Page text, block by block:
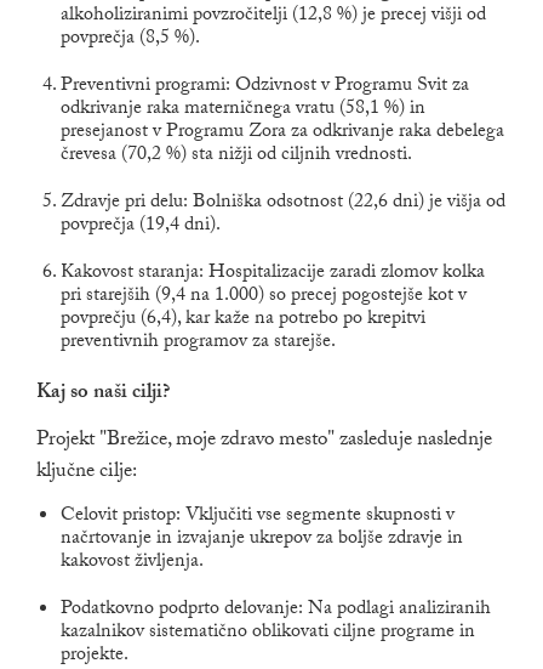
alkoholiziranimi povzročitelji (12,8 %) je precej višji od
povprečja (8,5 %).
Preventivni programi: Odzivnost v Programu Svit za
odkrivanje raka materničnega vratu (58,1 %) in
presejanost v Programu Zora za odkrivanje raka debelega
črevesa (70,2 %) sta nižji od ciljnih vrednosti.
Zdravje pri delu: Bolniška odsotnost (22,6 dni) je višja od
povprečja (19,4 dni).
Kakovost staranja: Hospitalizacije zaradi zlomov kolka
pri starejših (9,4 na 1.000) so precej pogostejše kot v
povprečju (6,4), kar kaže na potrebo po krepitvi
preventivnih programov za starejše.
Kaj so naši cilji?
Projekt "Brežice, moje zdravo mesto" zasleduje naslednje
ključne cilje:
Celovit pristop: Vključiti vse segmente skupnosti v
načrtovanje in izvajanje ukrepov za boljše zdravje in
kakovost življenja.
Podatkovno podprto delovanje: Na podlagi analiziranih
kazalnikov sistematično oblikovati ciljne programe in
projekte.